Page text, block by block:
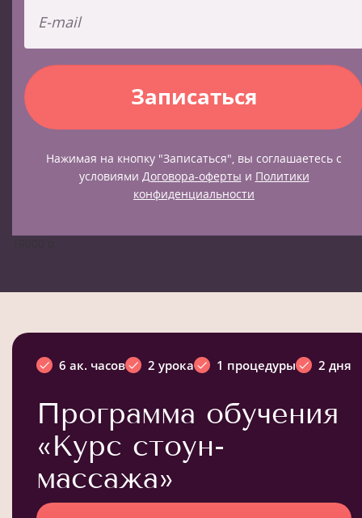
Нажимая на кнопку "Записаться", вы соглашаетесь с
условиями Договора-оферты и Политики
конфиденциальности
6 ак. часов 2 урока 1 процедуры 2 дня
Программа обучения
«Курс стоун-
массажа»